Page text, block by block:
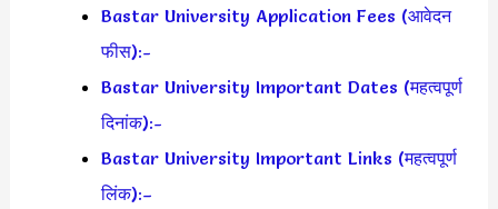
Bastar University Application Fees (आवेदन
फीस):-
Bastar University Important Dates (महत्वपूर्ण
दिनांक):-
Bastar University Important Links (महत्वपूर्ण
लिंक):–